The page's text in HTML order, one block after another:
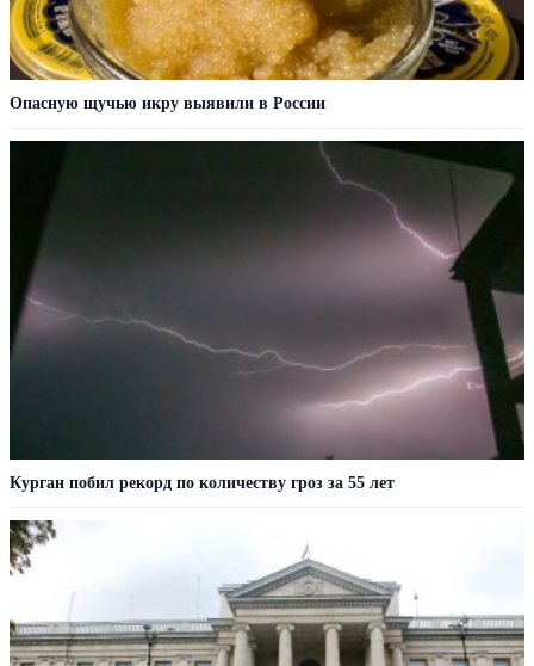
Опасную щучью икру выявили в России
Курган побил рекорд по количеству гроз за 55 лет